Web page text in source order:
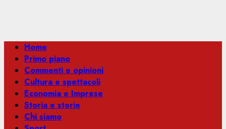
Menu
principale
Home
Primo piano
Commenti e opinioni
Cultura e spettacoli
Economia e Imprese
Storia e storie
Chi siamo